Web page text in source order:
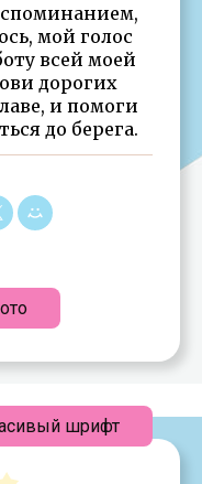
мой голос
всей моей
дорогих
и помоги
до берега.
шрифт